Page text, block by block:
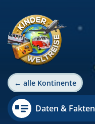
← alle Kontinente
Daten & Fakten